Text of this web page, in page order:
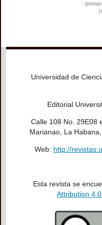
Universidad de
Editorial
Calle 108 No. 29E08
Marianao, La
Web: http://
Esta revista se
Attribution